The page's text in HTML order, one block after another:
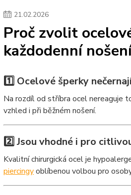
21.02.2026
Proč zvolit
každodenní
1️⃣ Ocelové šperky
Na rozdíl od stříbra ocel nereaguje
vzhled i při běžném nošení.
2️⃣ Jsou vhodné i pro
Kvalitní chirurgická ocel je
piercingyoblíbenou volbou pro